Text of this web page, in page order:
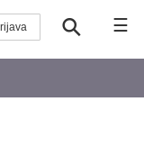
☰